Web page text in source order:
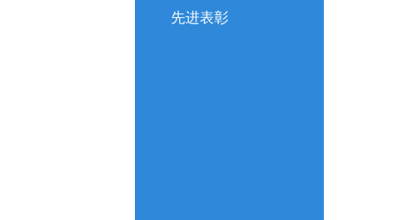
先进表彰